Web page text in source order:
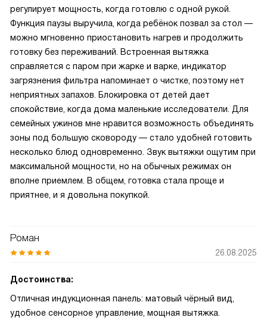
регулирует мощность, когда готовлю с одной рукой.
Функция паузы выручила, когда ребёнок позвал за стол —
можно мгновенно приостановить нагрев и продолжить
готовку без переживаний. Встроенная вытяжка
справляется с паром при жарке и варке, индикатор
загрязнения фильтра напоминает о чистке, поэтому нет
неприятных запахов. Блокировка от детей дает
спокойствие, когда дома маленькие исследователи. Для
семейных ужинов мне нравится возможность объединять
зоны под большую сковороду — стало удобней готовить
несколько блюд одновременно. Звук вытяжки ощутим при
максимальной мощности, но на обычных режимах он
вполне приемлем. В общем, готовка стала проще и
приятнее, и я довольна покупкой.
Роман
26.08.2025
Достоинства:
Отличная индукционная панель: матовый чёрный вид,
удобное сенсорное управление, мощная вытяжка.